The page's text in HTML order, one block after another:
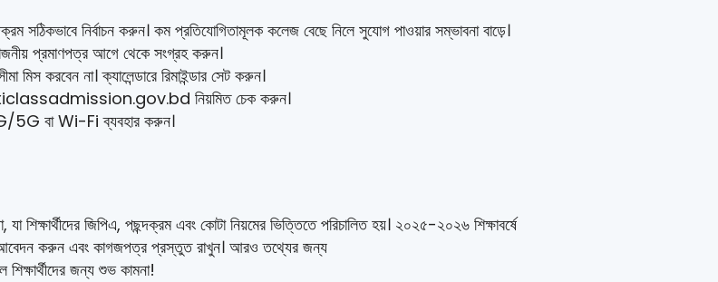
সঠিকভাবে নির্বাচন করুন। কম প্রতিযোগিতামূলক কলেজ বেছে নিলে সুযোগ পাওয়ার সম্ভাবনা বাড়ে।
প্রমাণপত্র আগে থেকে সংগ্রহ করুন।
করবেন না। ক্যালেন্ডারে রিমাইন্ডার সেট করুন।
নিয়মিত চেক করুন।
5G বা Wi-Fi ব্যবহার করুন।
শিক্ষার্থীদের জিপিএ, পছন্দক্রম এবং কোটা নিয়মের ভিত্তিতে পরিচালিত হয়। ২০২৫-২০২৬ শিক্ষাবর্ষে
আবেদন করুন এবং কাগজপত্র প্রস্তুত রাখুন। আরও তথ্যের জন্য
জন্য শুভ কামনা!